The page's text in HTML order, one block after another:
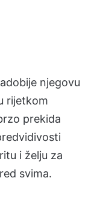
njegovu
rijetkom
prekida
i želju za
svima.